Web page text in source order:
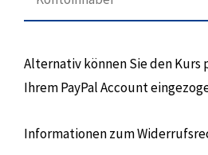
Alternativ können Sie den Kurs
Ihrem PayPal Account
Informationen zum